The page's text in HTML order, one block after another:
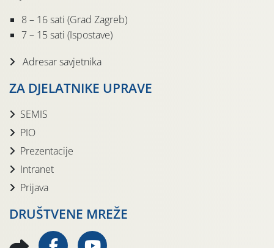
8 – 16 sati (Grad Zagreb)
7 – 15 sati (Ispostave)
Adresar savjetnika
ZA DJELATNIKE UPRAVE
SEMIS
PIO
Prezentacije
Intranet
Prijava
DRUŠTVENE MREŽE